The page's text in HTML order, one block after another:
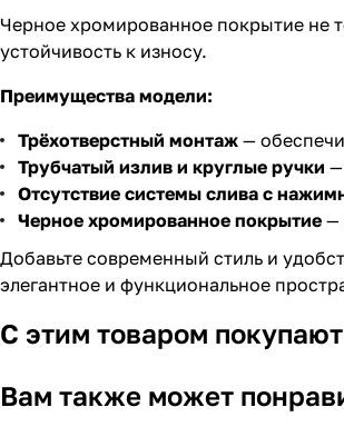
Черное хромированное покрытие не
устойчивость к износу.
Преимущества модели:
Трёхотверстный монтаж —
Трубчатый излив и круглые ручки —
Отсутствие системы слива с
Черное хромированное покрытие —
Добавьте современный стиль и
элегантное и функциональное
С этим товаром покупают
Вам также может